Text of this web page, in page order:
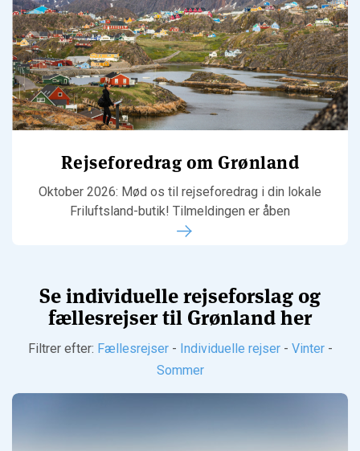
Rejseforedrag om Grønland
Oktober 2026: Mød os til rejseforedrag i din lokale
Friluftsland-butik! Tilmeldingen er åben
Se individuelle rejseforslag og
fællesrejser til Grønland her
Filtrer efter: Fællesrejser- Individuelle rejser- Vinter-
Sommer